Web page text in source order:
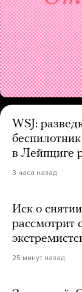
WSJ:
в Лейпциге
3 часа назад
Иск о
рассмотрит
25 минут назад